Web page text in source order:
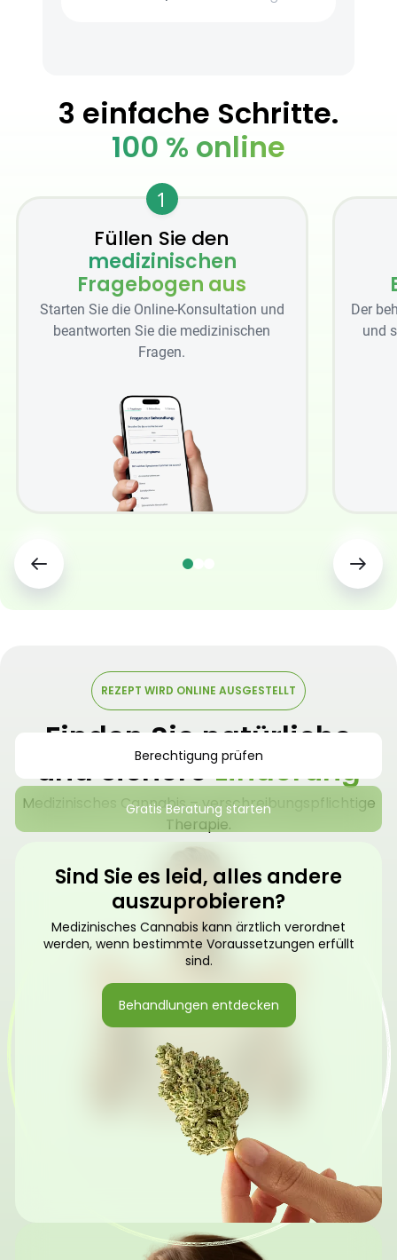
3 einfache Schritte.
100 % online
1
Füllen Sie den
medizinischen
Fragebogen aus
Starten Sie die Online-Konsultation und
beantworten Sie die medizinischen
Fragen.
Der
und
REZEPT WIRD ONLINE AUSGESTELLT
Finden Sie natürliche
und sichereLinderung
Medizinisches Cannabis – verschreibungspflichtige
Therapie.
Berechtigung prüfen
Gratis Beratung starten
Sind Sie es leid, alles andere
auszuprobieren?
Medizinisches Cannabis kann ärztlich verordnet
werden, wenn bestimmte Voraussetzungen erfüllt
sind.
Behandlungen entdecken